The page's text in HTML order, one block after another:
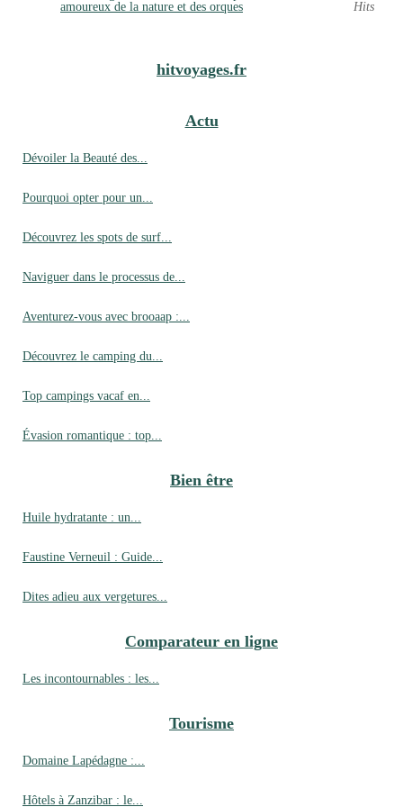
amoureux de la nature et des orques
Hits
hitvoyages.fr
Actu
Dévoiler la Beauté des...
Pourquoi opter pour un...
Découvrez les spots de surf...
Naviguer dans le processus de...
Aventurez-vous avec brooaap :...
Découvrez le camping du...
Top campings vacaf en...
Évasion romantique : top...
Bien être
Huile hydratante : un...
Faustine Verneuil : Guide...
Dites adieu aux vergetures...
Comparateur en ligne
Les incontournables : les...
Tourisme
Domaine Lapédagne :...
Hôtels à Zanzibar : le...